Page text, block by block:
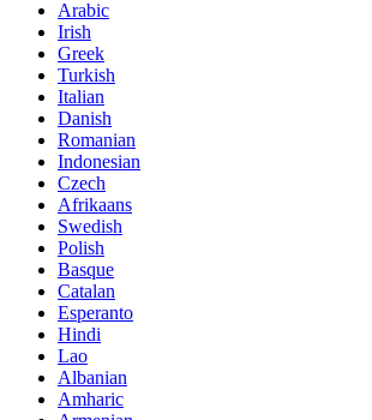
Arabic
Irish
Greek
Turkish
Italian
Danish
Romanian
Indonesian
Czech
Afrikaans
Swedish
Polish
Basque
Catalan
Esperanto
Hindi
Lao
Albanian
Amharic